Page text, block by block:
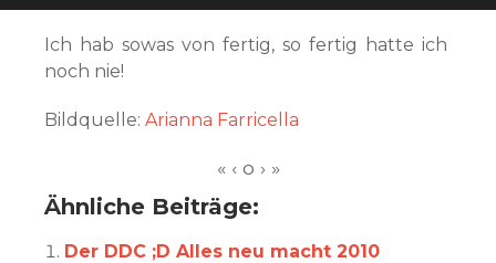
Ich hab sowas von fertig, so fertig hatte ich
noch nie!
Bildquelle: Arianna Farricella
Ähnliche Beiträge:
Der DDC ;D Alles neu macht 2010